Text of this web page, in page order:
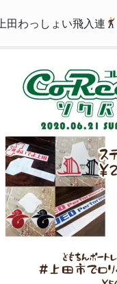
田わっしょい飛入連